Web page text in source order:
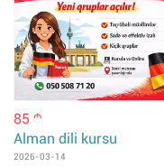
85 m
Alman dili kursu
2026-03-14